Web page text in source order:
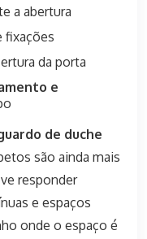
a abertura
fixações
da porta
e
de duche
são ainda mais
responder
e espaços
onde o espaço é